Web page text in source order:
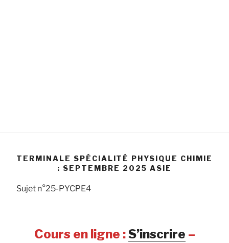
TERMINALE SPÉCIALITÉ PHYSIQUE CHIMIE
: SEPTEMBRE 2025 ASIE
Sujet n°25-PYCРE4
Cours en ligne :S’inscrire –